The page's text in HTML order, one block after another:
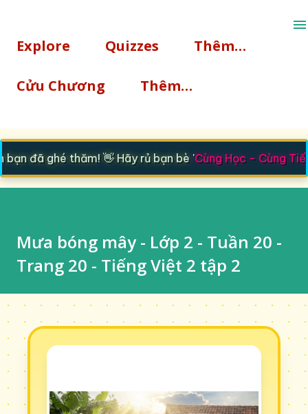
Explore Quizzes Thêm…
Cửu Chương Thêm…
đã ghé thăm! 👋 Hãy rủ bạn bè 'Cùng Học - Cùng Tiến'
Mưa bóng mây - Lớp 2 - Tuần 20 -
Trang 20 - Tiếng Việt 2 tập 2